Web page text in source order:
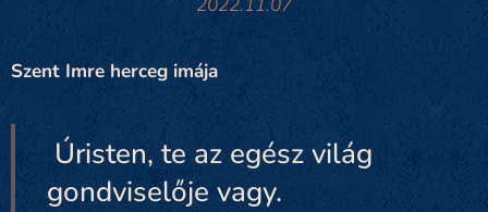
Szent Imre herceg imája
Úristen, te az egész világ
gondviselője vagy.